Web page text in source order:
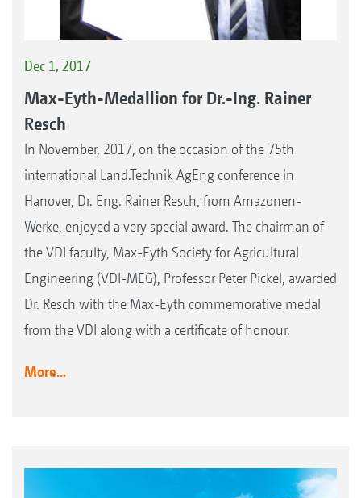
Dec 1, 2017
Max-Eyth-Medallion for Dr.-Ing. Rainer
Resch
In November, 2017, on the occasion of the 75th
international Land.Technik AgEng conference in
Hanover, Dr. Eng. Rainer Resch, from Amazonen-
Werke, enjoyed a very special award. The chairman of
the VDI faculty, Max-Eyth Society for Agricultural
Engineering (VDI-MEG), Professor Peter Pickel, awarded
Dr. Resch with the Max-Eyth commemorative medal
from the VDI along with a certificate of honour.
More...